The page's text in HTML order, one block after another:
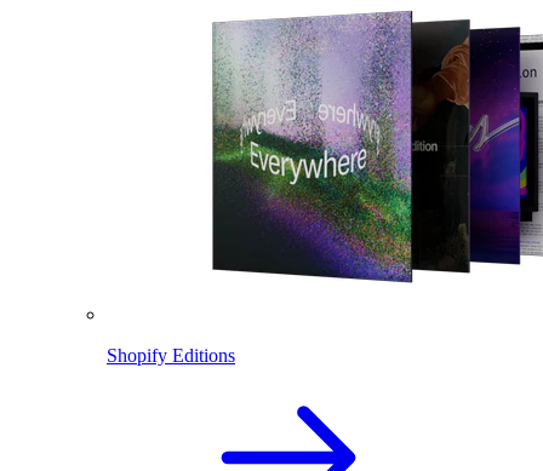
Shopify Editions